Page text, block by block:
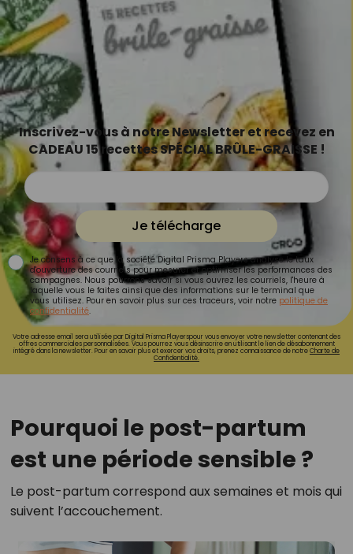
Inscrivez-vous à notre Newsletter et recevez en
CADEAU 15 recettes SPÉCIAL BRÛLE-GRAISSE !
Je télécharge
Je consens à ce que la société Digital Prisma Players analyse le taux
d'ouverture des courriels pour mesurer et optimiser les performances des
campagnes. Nous pourrons savoir si vous ouvrez les courriels, l'heure à
laquelle vous le faites ainsi que des informations sur le terminal que
vous utilisez. Pour en savoir plus sur ces traceurs, voir notre politique de
confidentialité.
Votre adresse email sera utilisée par Digital Prisma Playerspour vous envoyer votre newsletter contenant des
offres commerciales personnalisées. Vous pourrez vous désinscrire en utilisant le lien de désabonnement
intégré dans la newsletter. Pour en savoir plus et exercer vos droits, prenez connaissance de notreCharte de
Confidentialité.
Pourquoi le post-partum
est une période sensible ?
Le post-partum correspond aux semaines et mois qui
suivent l’accouchement.